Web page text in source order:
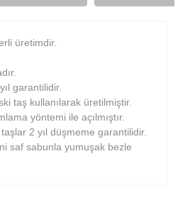
üretimdir.
garantilidir.
taş kullanılarak üretilmiştir.
yöntemi ile açılmıştır.
2 yıl düşmeme garantilidir.
saf sabunla yumuşak bezle